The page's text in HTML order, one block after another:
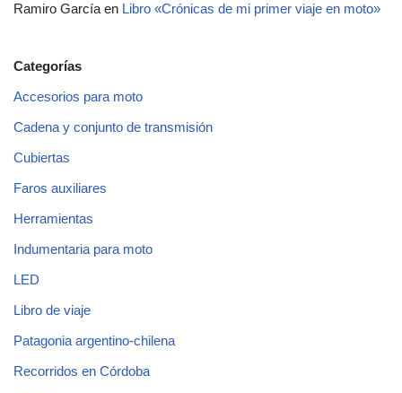
Ramiro García en Libro «Crónicas de mi primer viaje en moto»
Categorías
Accesorios para moto
Cadena y conjunto de transmisión
Cubiertas
Faros auxiliares
Herramientas
Indumentaria para moto
LED
Libro de viaje
Patagonia argentino-chilena
Recorridos en Córdoba